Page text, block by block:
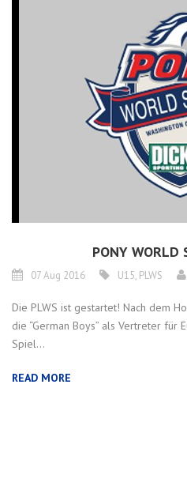
PONY WORLD
07 Aug 2016 U15, PLWS
Die PLWS ist gestartet! Nach dem
die “German Boys” als Vertreter für
Spiel...
READ MORE